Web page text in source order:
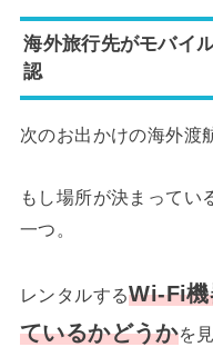
海外旅行先がモバイ
認
次のお出かけの海外渡
もし場所が決まってい
一つ。
レンタルするWi-Fi機
ているかどうかを